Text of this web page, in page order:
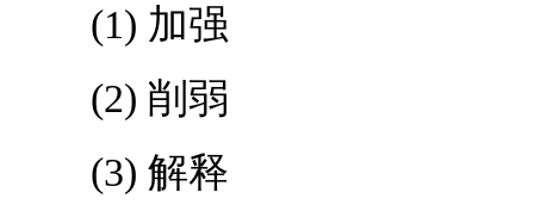
(1) 加强
(2) 削弱
(3) 解释